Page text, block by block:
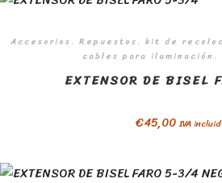
Accesorios. Repuestos. kit de
cables para
EXTENSOR DE BISEL
€45,00 IVA